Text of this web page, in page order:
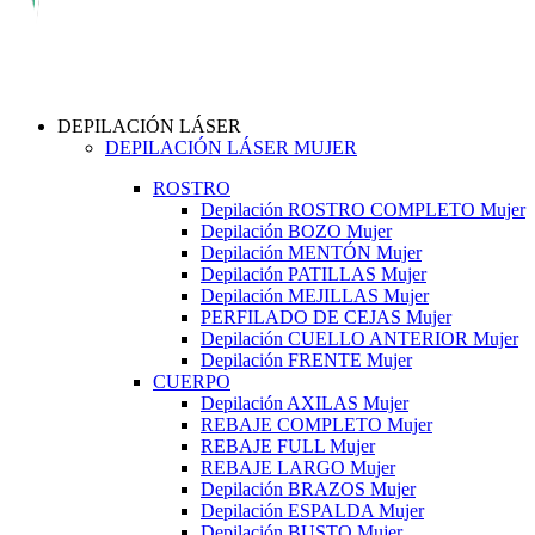
DEPILACIÓN LÁSER
DEPILACIÓN LÁSER MUJER
ROSTRO
Depilación ROSTRO COMPLETO Mujer
Depilación BOZO Mujer
Depilación MENTÓN Mujer
Depilación PATILLAS Mujer
Depilación MEJILLAS Mujer
PERFILADO DE CEJAS Mujer
Depilación CUELLO ANTERIOR Mujer
Depilación FRENTE Mujer
CUERPO
Depilación AXILAS Mujer
REBAJE COMPLETO Mujer
REBAJE FULL Mujer
REBAJE LARGO Mujer
Depilación BRAZOS Mujer
Depilación ESPALDA Mujer